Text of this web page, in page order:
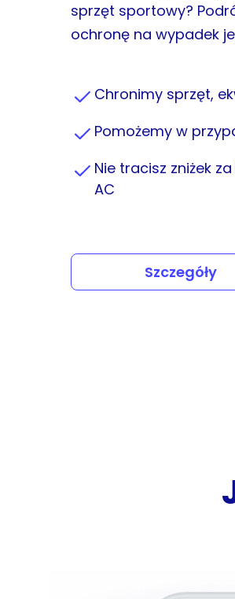
sprzęt sportowy?
ochronę na wypadek
Chronimy sprzęt,
Pomożemy w
Nie tracisz zniżek
AC
Szczegóły